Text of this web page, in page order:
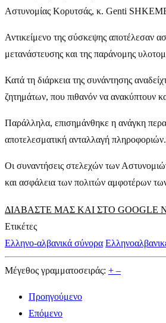
Αστυνομίας Κορυτσάς, κ. Genti
Αντικείμενο της σύσκεψης αποτέλεσαν
μετανάστευσης και της παράνομης
Κατά τη διάρκεια της συνάντησης
ζητημάτων, που πιθανόν να ανακύπτουν
Παράλληλα, επισημάνθηκε η ανάγκη
αποτελεσματική ανταλλαγή πληροφοριών.
Οι συναντήσεις στελεχών των
και ασφάλεια των πολιτών αμφοτέρων
ΔΙΑΒΑΣΤΕ ΜΑΣ ΚΑΙ ΣΤΟ GOOGLE
Ετικέτες
Ελληνο-αλβανικά σύνορα
Μέγεθος γραμματοσειράς: + –
Προηγούμενο
Επόμενο